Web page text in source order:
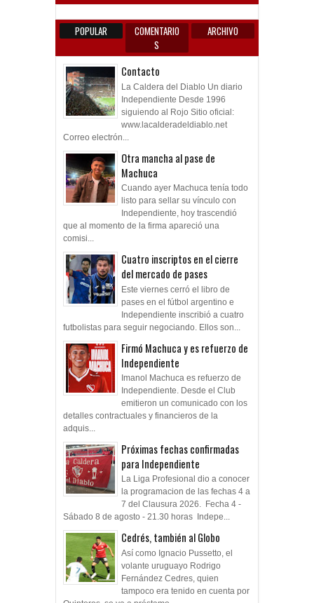
POPULAR
COMENTARIO
S
ARCHIVO
Contacto
La Caldera del Diablo Un diario
Independiente Desde 1996
siguiendo al Rojo Sitio oficial:
www.lacalderadeldiablo.net
Correo electrón...
Otra mancha al pase de
Machuca
Cuando ayer Machuca tenía todo
listo para sellar su vínculo con
Independiente, hoy trascendió
que al momento de la firma apareció una
comisi...
Cuatro inscriptos en el cierre
del mercado de pases
Este viernes cerró el libro de
pases en el fútbol argentino e
Independiente inscribió a cuatro
futbolistas para seguir negociando. Ellos son...
Firmó Machuca y es refuerzo de
Independiente
Imanol Machuca es refuerzo de
Independiente. Desde el Club
emitieron un comunicado con los
detalles contractuales y financieros de la
adquis...
Próximas fechas confirmadas
para Independiente
La Liga Profesional dio a conocer
la programacion de las fechas 4 a
7 del Clausura 2026. Fecha 4 -
Sábado 8 de agosto - 21.30 horas Indepe...
Cedrés, también al Globo
Así como Ignacio Pussetto, el
volante uruguayo Rodrigo
Fernández Cedres, quien
tampoco era tenido en cuenta por